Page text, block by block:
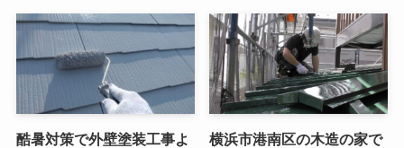
酷暑対策で外壁塗装工事よ
横浜市港南区の木造の家で